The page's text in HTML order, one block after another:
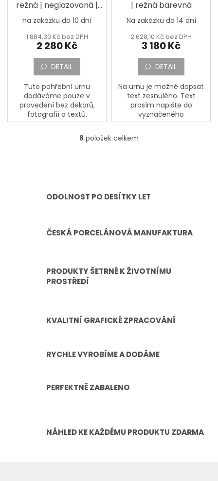
režná | neglazovaná |
víko hvězdy
na zakázku do 10 dní
1 884,30 Kč bez DPH
2 280 Kč
DETAIL
Tuto pohřební urnu
dodáváme pouze v
provedení bez dekorů,
fotografií a textů.
| režná barevná
Na zakázku do 14 dní
2 628,10 Kč bez DPH
3 180 Kč
DETAIL
Na urnu je možné dopsat
text zesnulého. Text
prosím napište do
vyznačeného
okénka,,Jméno, Příjmení,
úmrtí a Doplňující text a
O
c
v
ý
8 položek celkem
ODOLNOST PO DESÍTKY LET
ČESKÁ PORCELÁNOVÁ MANUFAKTURA
PRODUKTY ŠETRNÉ K ŽIVOTNÍMU
PROSTŘEDÍ
KVALITNÍ GRAFICKÉ ZPRACOVÁNÍ
RYCHLE VYROBÍME A DODÁME
PERFEKTNĚ ZABALENO
NÁHLED KE KAŽDÉMU PRODUKTU ZDARMA